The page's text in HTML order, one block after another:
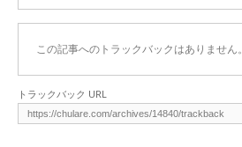
この記事へのトラックバックはありません。
トラックバック URL